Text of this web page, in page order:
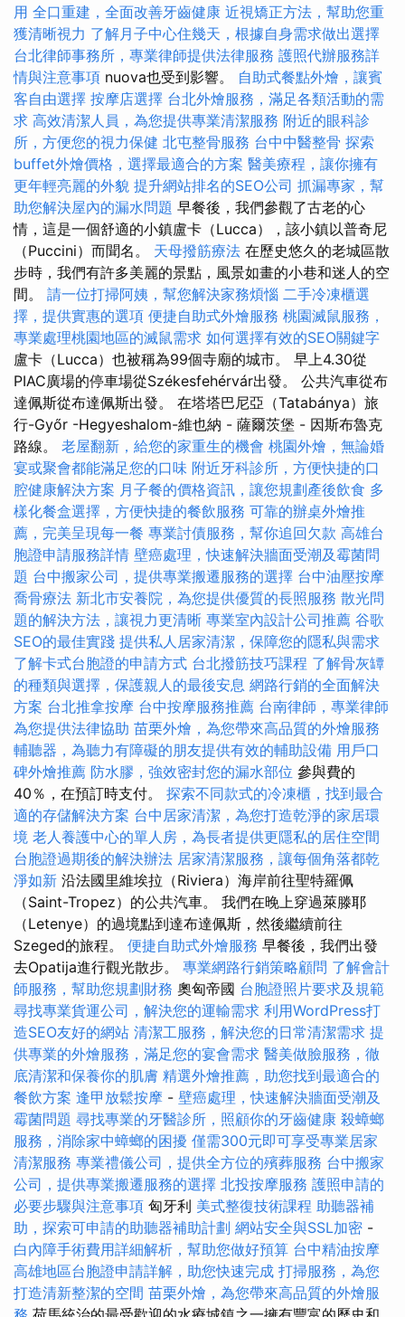
用 全口重建，全面改善牙齒健康 近視矯正方法，幫助您重
獲清晰視力 了解月子中心住幾天，根據自身需求做出選擇
台北律師事務所，專業律師提供法律服務 護照代辦服務詳
情與注意事項 nuova也受到影響。 自助式餐點外燴，讓賓
客自由選擇 按摩店選擇 台北外燴服務，滿足各類活動的需
求 高效清潔人員，為您提供專業清潔服務 附近的眼科診
所，方便您的視力保健 北屯整骨服務 台中中醫整骨 探索
buffet外燴價格，選擇最適合的方案 醫美療程，讓你擁有
更年輕亮麗的外貌 提升網站排名的SEO公司 抓漏專家，幫
助您解決屋內的漏水問題 早餐後，我們參觀了古老的心
情，這是一個舒適的小鎮盧卡（Lucca），該小鎮以普奇尼
（Puccini）而聞名。 天母撥筋療法 在歷史悠久的老城區散
步時，我們有許多美麗的景點，風景如畫的小巷和迷人的空
間。 請一位打掃阿姨，幫您解決家務煩惱 二手冷凍櫃選
擇，提供實惠的選項 便捷自助式外燴服務 桃園滅鼠服務，
專業處理桃園地區的滅鼠需求 如何選擇有效的SEO關鍵字
盧卡（Lucca）也被稱為99個寺廟的城市。 早上4.30從
PIAC廣場的停車場從Székesfehérvár出發。 公共汽車從布
達佩斯從布達佩斯出發。 在塔塔巴尼亞（Tatabánya）旅
行-Győr -Hegyeshalom-維也納 - 薩爾茨堡 - 因斯布魯克
路線。 老屋翻新，給您的家重生的機會 桃園外燴，無論婚
宴或聚會都能滿足您的口味 附近牙科診所，方便快捷的口
腔健康解決方案 月子餐的價格資訊，讓您規劃產後飲食 多
樣化餐盒選擇，方便快捷的餐飲服務 可靠的辦桌外燴推
薦，完美呈現每一餐 專業討債服務，幫你追回欠款 高雄台
胞證申請服務詳情 壁癌處理，快速解決牆面受潮及霉菌問
題 台中搬家公司，提供專業搬遷服務的選擇 台中油壓按摩
喬骨療法 新北市安養院，為您提供優質的長照服務 散光問
題的解決方法，讓視力更清晰 專業室內設計公司推薦 谷歌
SEO的最佳實踐 提供私人居家清潔，保障您的隱私與需求
了解卡式台胞證的申請方式 台北撥筋技巧課程 了解骨灰罈
的種類與選擇，保護親人的最後安息 網路行銷的全面解決
方案 台北推拿按摩 台中按摩服務推薦 台南律師，專業律師
為您提供法律協助 苗栗外燴，為您帶來高品質的外燴服務
輔聽器，為聽力有障礙的朋友提供有效的輔助設備 用戶口
碑外燴推薦 防水膠，強效密封您的漏水部位 參與費的
40％，在預訂時支付。 探索不同款式的冷凍櫃，找到最合
適的存儲解決方案 台中居家清潔，為您打造乾淨的家居環
境 老人養護中心的單人房，為長者提供更隱私的居住空間
台胞證過期後的解決辦法 居家清潔服務，讓每個角落都乾
淨如新 沿法國里維埃拉（Riviera）海岸前往聖特羅佩
（Saint-Tropez）的公共汽車。 我們在晚上穿過萊滕耶
（Letenye）的過境點到達布達佩斯，然後繼續前往
Szeged的旅程。 便捷自助式外燴服務 早餐後，我們出發
去Opatija進行觀光散步。 專業網路行銷策略顧問 了解會計
師服務，幫助您規劃財務 奧匈帝國 台胞證照片要求及規範
尋找專業貨運公司，解決您的運輸需求 利用WordPress打
造SEO友好的網站 清潔工服務，解決您的日常清潔需求 提
供專業的外燴服務，滿足您的宴會需求 醫美做臉服務，徹
底清潔和保養你的肌膚 精選外燴推薦，助您找到最適合的
餐飲方案 逢甲放鬆按摩 - 壁癌處理，快速解決牆面受潮及
霉菌問題 尋找專業的牙醫診所，照顧你的牙齒健康 殺蟑螂
服務，消除家中蟑螂的困擾 僅需300元即可享受專業居家
清潔服務 專業禮儀公司，提供全方位的殯葬服務 台中搬家
公司，提供專業搬遷服務的選擇 北投按摩服務 護照申請的
必要步驟與注意事項 匈牙利 美式整復技術課程 助聽器補
助，探索可申請的助聽器補助計劃 網站安全與SSL加密 -
白內障手術費用詳細解析，幫助您做好預算 台中精油按摩
高雄地區台胞證申請詳解，助您快速完成 打掃服務，為您
打造清新整潔的空間 苗栗外燴，為您帶來高品質的外燴服